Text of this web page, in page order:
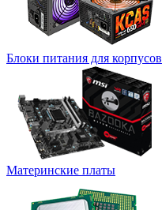
Блоки питания для корпусов
Материнские платы